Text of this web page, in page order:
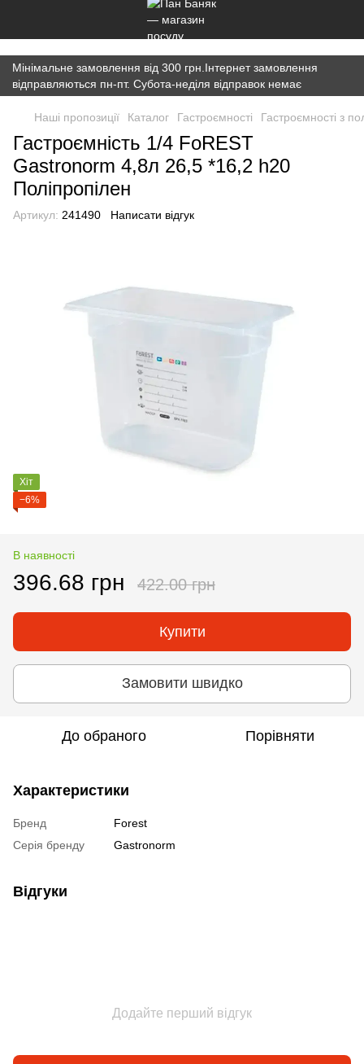
})(window,document,'script','dataLayer','GTM-K7JWBM2W');
Мінімальне замовлення від 300 грн.Інтернет замовлення
відправляються пн-пт. Субота-неділя відправок немає
Наші пропозиції Каталог Гастроємності Гастроємності з
Гастроємність 1/4 FoREST
Gastronorm 4,8л 26,5 *16,2 h20
Поліпропілен
Артикул: 241490 Написати відгук
Хіт
−6%
В наявності
396.68 грн 422.00 грн
Купити
Замовити швидко
До обраного Порівняти
Характеристики
Бренд
Forest
Серія бренду
Gastronorm
Відгуки
Додайте перший відгук